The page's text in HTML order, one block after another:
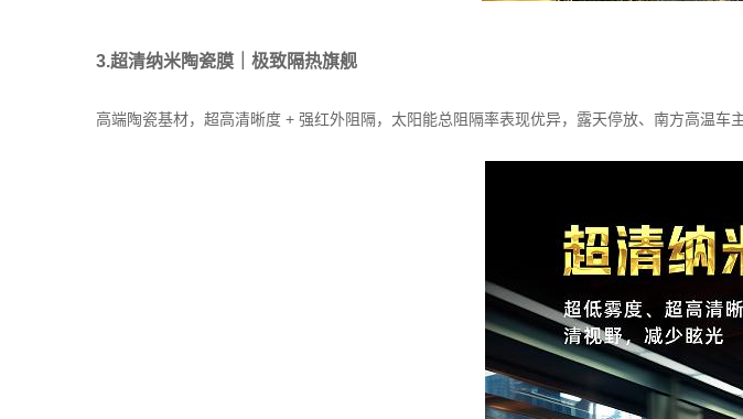
3.超清纳米陶瓷膜｜极致隔热旗舰
高端陶瓷基材，超高清晰度 + 强红外阻隔，太阳能总阻隔率表现优异，露天停放、南方高温车